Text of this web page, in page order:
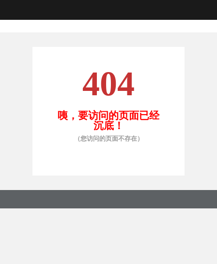
404
咦，要访问的页面已经
沉底！
（您访问的页面不存在）